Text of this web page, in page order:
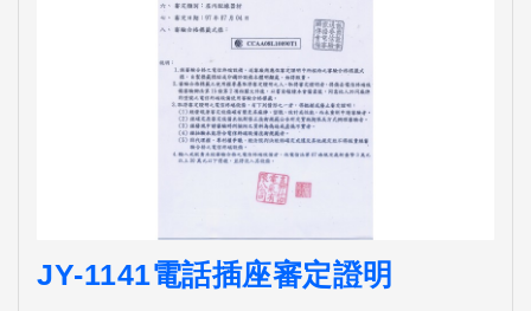
JY-1141電話插座審定證明